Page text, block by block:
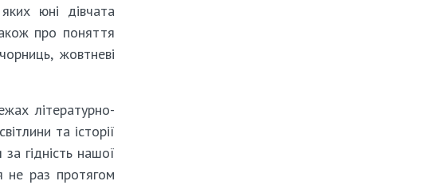
юні дівчата
про поняття
жовтневі
літературно-
та історії
гідність нашої
не раз протягом